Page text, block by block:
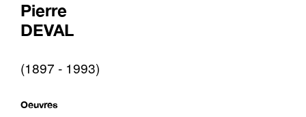
Pierre
DEVAL
(1897 - 1993)
Oeuvres